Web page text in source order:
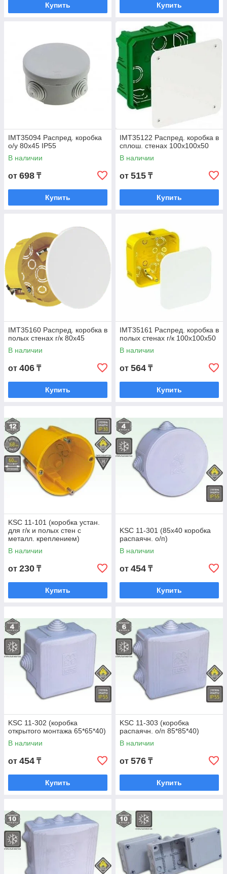
Купить Купить
IMT35094 Распред. коробка
о/у 80х45 IP55
В наличии
от 698 ₸
Купить
IMT35122 Распред. коробка в
сплош. стенах 100х100х50
В наличии
от 515 ₸
Купить
IMT35160 Распред. коробка в
полых стенах г/к 80х45
В наличии
от 406 ₸
Купить
IMT35161 Распред. коробка в
полых стенах г/к 100х100х50
В наличии
от 564 ₸
Купить
KSC 11-101 (коробка устан.
для г/к и полых стен с
металл. креплением)
В наличии
от 230 ₸
Купить
KSC 11-301 (85х40 коробка
распаячн. о/п)
В наличии
от 454 ₸
Купить
KSC 11-302 (коробка
открытого монтажа 65*65*40)
В наличии
от 454 ₸
Купить
KSC 11-303 (коробка
распаячн. о/п 85*85*40)
В наличии
от 576 ₸
Купить